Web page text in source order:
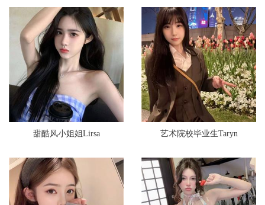
甜酷风小姐姐Lirsa 艺术院校毕业生Taryn